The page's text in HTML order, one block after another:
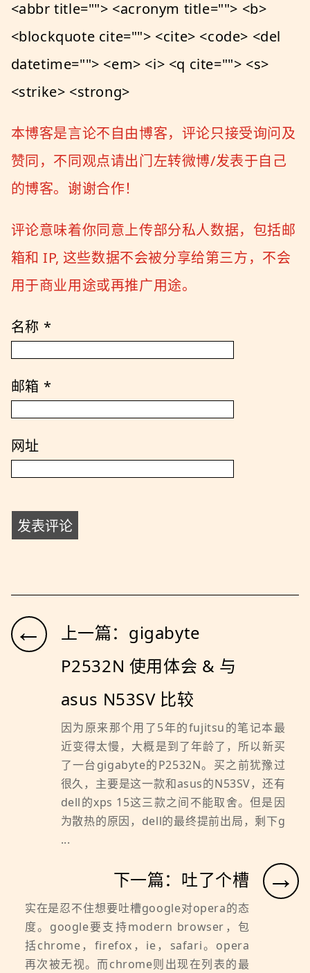
<abbr title=""> <acronym title=""> <b>
<blockquote cite=""> <cite> <code> <del
datetime=""> <em> <i> <q cite=""> <s>
<strike> <strong>
本博客是言论不自由博客，评论只接受询问及
赞同，不同观点请出门左转微博/发表于自己
的博客。谢谢合作！
评论意味着你同意上传部分私人数据，包括邮
箱和 IP, 这些数据不会被分享给第三方，不会
用于商业用途或再推广用途。
名称 *
邮箱 *
网址
←
上一篇：gigabyte
P2532N 使用体会 & 与
asus N53SV 比较
因为原来那个用了5年的fujitsu的笔记本最
近变得太慢，大概是到了年龄了，所以新买
了一台gigabyte的P2532N。买之前犹豫过
很久，主要是这一款和asus的N53SV，还有
dell的xps 15这三款之间不能取舍。但是因
为散热的原因，dell的最终提前出局，剩下g
...
→
下一篇：吐了个槽
实在是忍不住想要吐槽google对opera的态
度。google要支持modern browser，包
括chrome，firefox，ie，safari。opera
再次被无视。而chrome则出现在列表的最